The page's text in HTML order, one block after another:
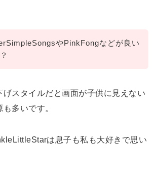
やPinkFongなどが良い
げスタイルだと画面が子供に見えない
多いです。
は息子も私も大好きで思い